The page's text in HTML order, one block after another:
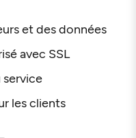
et des données
avec SSL
service
les clients